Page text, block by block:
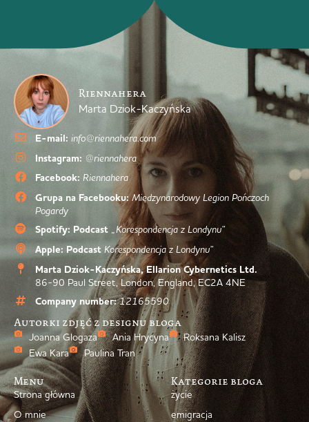
Riennahera
Marta Dziok-Kaczyńska
E-mail: info@riennahera.com
Instagram: @riennahera
Facebook: Riennahera
Grupa na Facebooku: Międzynarodowy Legion Pończoch
Pogardy
Spotify: Podcast „Korespondencja z Londynu”
Apple: Podcast Korespondencja z Londynu”
Marta Dziok-Kaczyńska, Ellarion Cybernetics Ltd.
86-90 Paul Street, London, England, EC2A 4NE
Company number: 12165590
Autorki zdjęć z designu bloga
Joanna Glogaza Ania Hrycyna
Roksana Kalisz
Ewa Kara
Paulina Tran
Menu
Strona główna
O mnie
Kategorie bloga
życie
emigracja